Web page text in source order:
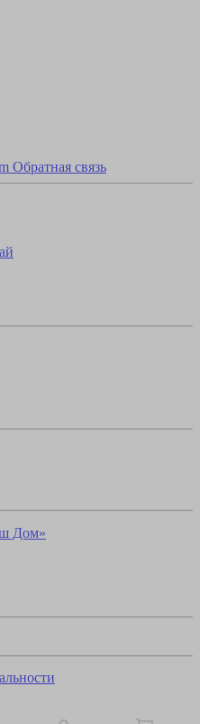
Обратная связь
Дом»